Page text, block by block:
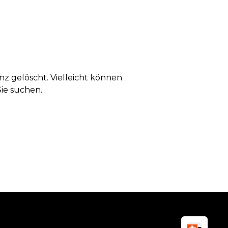
gelöscht. Vielleicht können
suchen.